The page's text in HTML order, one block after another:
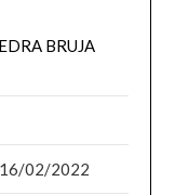
BRUJA
16/02/2022